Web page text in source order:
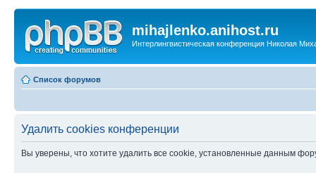
mihajlenko.anihost.ru
Интерлингвистическая конференция Николая
Список форумов
Удалить cookies конференции
Вы уверены, что хотите удалить все cookie, установленные данным